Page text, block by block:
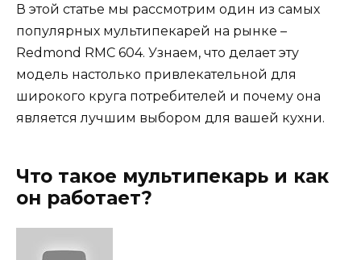
В этой статье мы рассмотрим один из самых
популярных мультипекарей на рынке –
Redmond RMC 604. Узнаем, что делает эту
модель настолько привлекательной для
широкого круга потребителей и почему она
является лучшим выбором для вашей кухни.
Что такое мультипекарь и как
он работает?